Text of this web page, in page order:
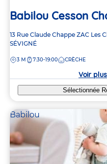
Babilou Cesson
Adresse
de
crèche
13 Rue Claude Chappe ZAC Les
SÉVIGNÉ
DISTANCE
3 M 7:30-19:00 CRÈCHE
Voir
Sélectionnée
Babilou